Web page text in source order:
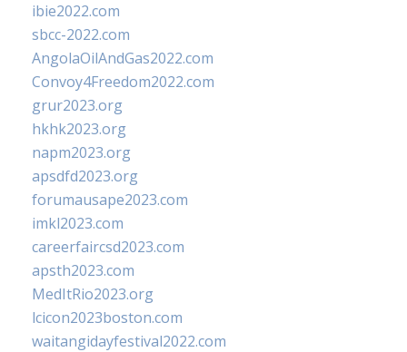
ibie2022.com
sbcc-2022.com
AngolaOilAndGas2022.com
Convoy4Freedom2022.com
grur2023.org
hkhk2023.org
napm2023.org
apsdfd2023.org
forumausape2023.com
imkl2023.com
careerfaircsd2023.com
apsth2023.com
MedItRio2023.org
lcicon2023boston.com
waitangidayfestival2022.com